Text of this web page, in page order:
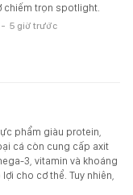
chiếm trọn spotlight.
- 5 giờ trước
phẩm giàu protein,
cá còn cung cấp axit
3, vitamin và khoáng
cho cơ thể. Tuy nhiên,